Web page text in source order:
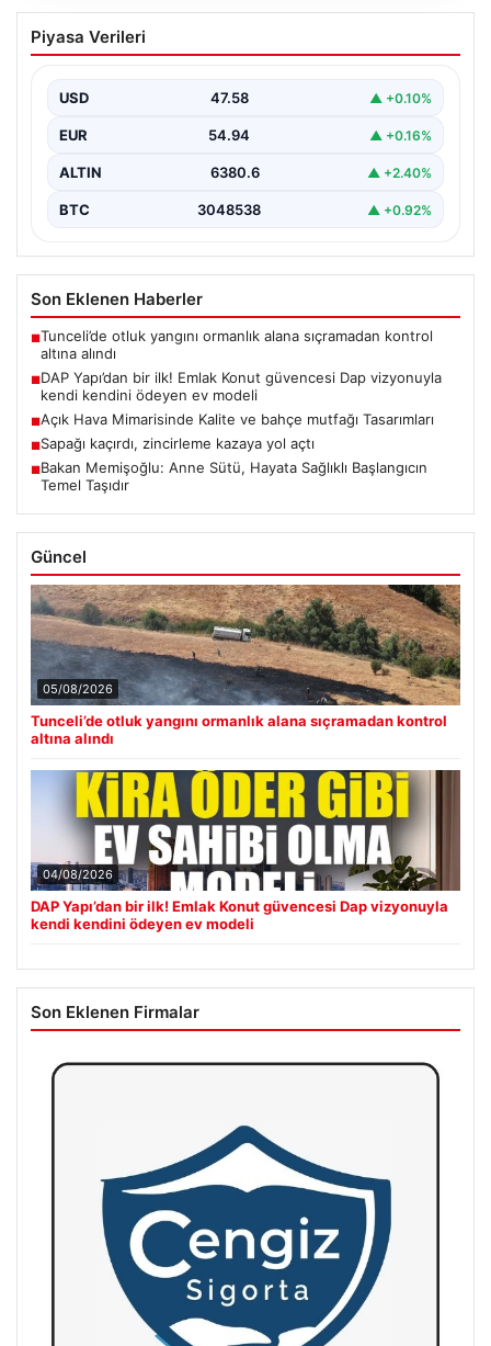
DAP Yapı’dan bir ilk! Emlak Konut
güvencesi Dap vizyonuyla kendi
Piyasa Verileri
USD 47.58 ▲ +0.10%
EUR 54.94 ▲ +0.16%
ALTIN 6380.6 ▲ +2.40%
BTC 3048538 ▲ +0.92%
Son Eklenen Haberler
■Tunceli’de otluk yangını ormanlık alana sıçramadan kontrol
altına alındı
■DAP Yapı’dan bir ilk! Emlak Konut güvencesi Dap vizyonuyla
kendi kendini ödeyen ev modeli
■Açık Hava Mimarisinde Kalite ve bahçe mutfağı Tasarımları
■Sapağı kaçırdı, zincirleme kazaya yol açtı
■Bakan Memişoğlu: Anne Sütü, Hayata Sağlıklı Başlangıcın
Temel Taşıdır
Güncel
05/08/2026
Tunceli’de otluk yangını ormanlık alana sıçramadan kontrol
altına alındı
04/08/2026
DAP Yapı’dan bir ilk! Emlak Konut güvencesi Dap vizyonuyla
kendi kendini ödeyen ev modeli
Son Eklenen Firmalar